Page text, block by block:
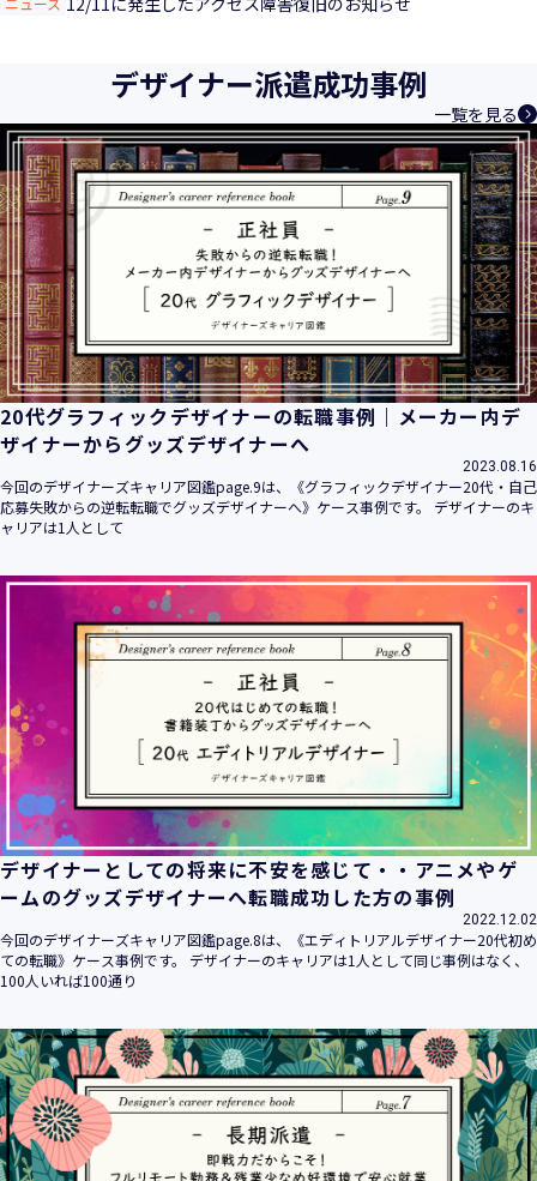
デザイナー派遣成功事例
一覧を見る
20代グラフィックデザイナーの転職事例｜メーカー内デ
ザイナーからグッズデザイナーへ
2023.08.16
今回のデザイナーズキャリア図鑑page.9は、《グラフィックデザイナー20代・自己
応募失敗からの逆転転職でグッズデザイナーへ》ケース事例です。 デザイナーのキ
ャリアは1人として
デザイナーとしての将来に不安を感じて・・アニメやゲ
ームのグッズデザイナーへ転職成功した方の事例
2022.12.02
今回のデザイナーズキャリア図鑑page.8は、《エディトリアルデザイナー20代初め
ての転職》ケース事例です。 デザイナーのキャリアは1人として同じ事例はなく、
100人いれば100通り